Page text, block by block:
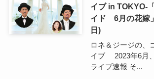
イブ in TOKYO-
イド 6月の花嫁
日)
ロネ＆ジージの、
イブ 2023年6月
ライブ速報 そ...